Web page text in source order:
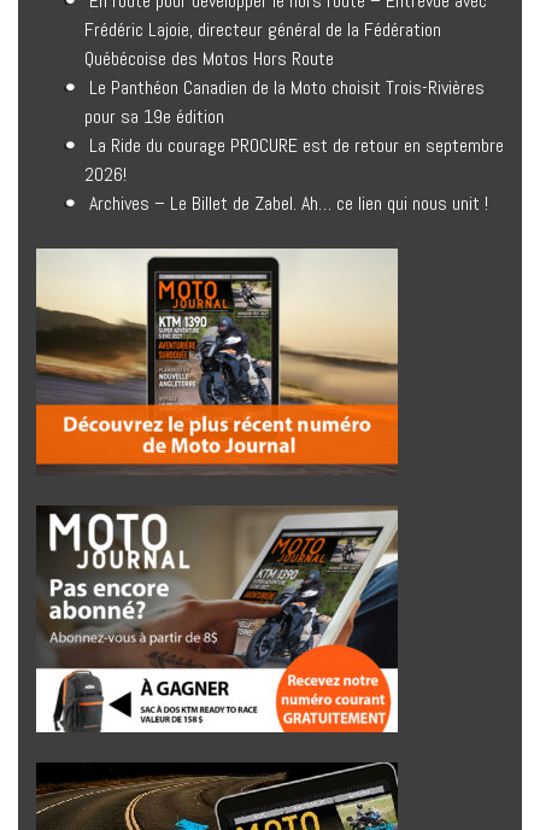
Frédéric Lajoie, directeur général de la Fédération
Québécoise des Motos Hors Route
Le Panthéon Canadien de la Moto choisit Trois-Rivières
pour sa 19e édition
La Ride du courage PROCURE est de retour en septembre
2026!
Archives – Le Billet de Zabel. Ah… ce lien qui nous unit !